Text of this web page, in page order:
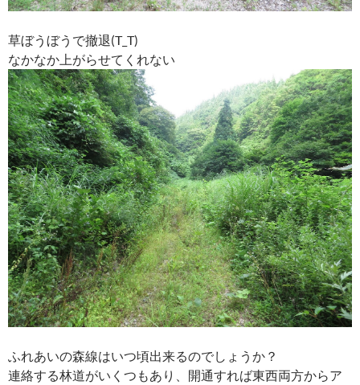
草ぼうぼうで撤退(T_T)
なかなか上がらせてくれない
ふれあいの森線はいつ頃出来るのでしょうか？
連絡する林道がいくつもあり、開通すれば東西両方からア